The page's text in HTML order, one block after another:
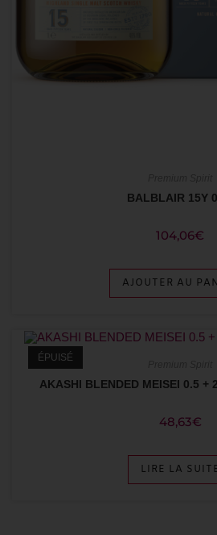
BALBLAIR 15Y
104,06€
AJOUTER AU
ÉPUISÉ
AKASHI BLENDED MEISEI 0.5 +
48,63€
LIRE LA SUITE